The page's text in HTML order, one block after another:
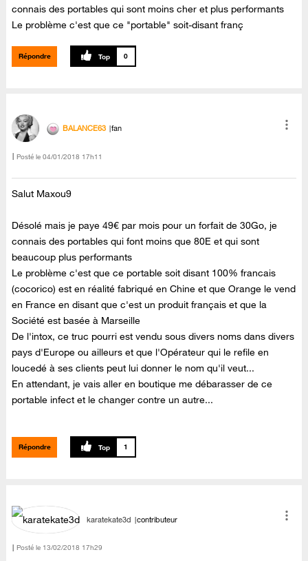
connais des portables qui sont moins cher et plus performants
Le problème c'est que ce "portable" soit-disant franç
Répondre 0
BALANCE63 fan
Posté le ‎04/01/2018 17h11
Salut Maxou9
Désolé mais je paye 49€ par mois pour un forfait de 30Go, je
connais des portables qui font moins que 80E et qui sont
beaucoup plus performants
Le problème c'est que ce portable soit disant 100% francais
(cocorico) est en réalité fabriqué en Chine et que Orange le vend
en France en disant que c'est un produit français et que la
Société est basée à Marseille
De l'intox, ce truc pourri est vendu sous divers noms dans divers
pays d'Europe ou ailleurs et que l'Opérateur qui le refile en
loucedé à ses clients peut lui donner le nom qu'il veut...
En attendant, je vais aller en boutique me débarasser de ce
portable infect et le changer contre un autre...
Répondre 1
karatekate3d contributeur
Posté le ‎13/02/2018 17h29